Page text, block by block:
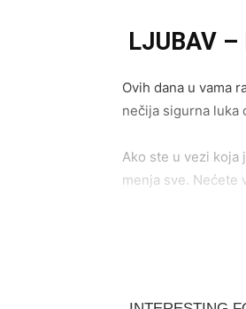
LJUBAV
Ovih dana u vama
nečija sigurna luka
Ako ste u vezi koja
menja sve. Nećete
Ako to ne dobijete